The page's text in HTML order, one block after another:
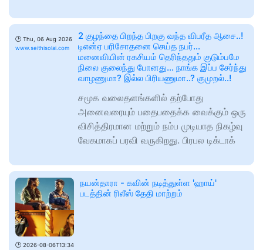
🕑 Thu, 06 Aug 2026
www.seithisolai.com
2 குழந்தை பிறந்த பிறகு வந்த விபரீத ஆசை..!
டிஎன்ஏ பரிசோதனை செய்த நபர்…
மனைவியின் ரகசியம் தெரிந்ததும் குடும்பமே
நிலை குலைந்து போனது… நாங்க இப்ப சேர்ந்து
வாழணுமா? இல்ல பிரியணுமா..? குமுறல்..!
சமூக வலைதளங்களில் தற்போது
அனைவரையும் பதைபதைக்க வைக்கும் ஒரு
விசித்திரமான மற்றும் நம்ப முடியாத நிகழ்வு
வேகமாகப் பரவி வருகிறது. பிரபல டிக்டாக்
🕑 2026-08-06T13:34
நயன்தாரா - கவின் நடித்துள்ள 'ஹாய்'
படத்தின் ரிலீஸ் தேதி மாற்றம்